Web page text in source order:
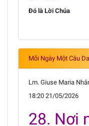
Đó là Lời Chúa
Mỗi Ngày Một Câu
Lm. Giuse Maria
18:20 21/05/2026
28. Nơi